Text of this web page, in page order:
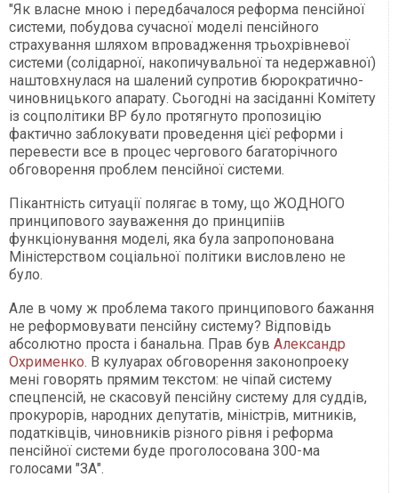
"Як власне мною і передбачалося реформа пенсійної
системи, побудова сучасної моделі пенсійного
страхування шляхом впровадження трьохрівневої
системи (солідарної, накопичувальної та недержавної)
наштовхнулася на шалений супротив бюрократично-
чиновницького апарату. Сьогодні на засіданні Комітету
із соцполітики ВР було протягнуто пропозицію
фактично заблокувати проведення цієї реформи і
перевести все в процес чергового багаторічного
обговорення проблем пенсійної системи.
Пікантність ситуації полягає в тому, що ЖОДНОГО
принципового зауваження до принципіів
функціонування моделі, яка була запропонована
Міністерством соціальної політики висловлено не
було.
Але в чому ж проблема такого принципового бажання
не реформовувати пенсійну систему? Відповідь
абсолютно проста і банальна. Прав був Александр
Охрименко. В кулуарах обговорення законопроеку
мені говорять прямим текстом: не чіпай систему
спецпенсій, не скасовуй пенсійну систему для суддів,
прокурорів, народних депутатів, міністрів, митників,
податківців, чиновників різного рівня і реформа
пенсійної системи буде проголосована 300-ма
голосами "ЗА".